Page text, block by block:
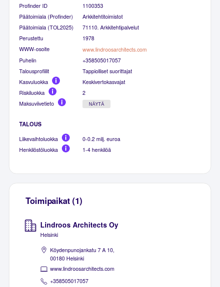
Profinder ID
1100353
Päätoimiala (Profinder)
Arkkitehtitoimistot
Päätoimiala (TOL2025)
71110. Arkkitehtipalvelut
Perustettu
1978
WWW-osoite
www.lindroosarchitects.com
Puhelin
+358505017057
Talousprofiilit
Tappiolliset suorittajat
Kasvuluokka
Keskivertokasvajat
Riskiluokka
2
Maksuviivetieto
NÄYTÄ
TALOUS
Liikevaihtoluokka
0-0.2 milj. euroa
Henkilöstöluokka
1-4 henkilöä
Toimipaikat (1)
Lindroos Architects Oy
Helsinki
Köydenpunojankatu 7 A 10,
00180 Helsinki
www.lindroosarchitects.com
+358505017057